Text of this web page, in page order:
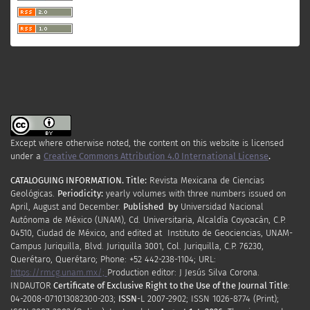
Except where otherwise noted, the content on this website is licensed
under a Creative Commons Attribution 4.0 International License.
CATALOGUING INFORMATION. Title: Revista Mexicana de Ciencias
Geológicas. Periodicity: yearly volumes with three numbers issued on
April, Augustand December. Published by Universidad Nacional
Autónoma de México (UNAM), Cd. Universitaria, Alcaldía Coyoacán, C.P.
04510, Ciudad de México, and edited at Instituto de Geociencias, UNAM-
Campus Juriquilla, Blvd. Juriquilla 3001, Col. Juriquilla, C.P. 76230,
Querétaro, Querétaro; Phone: +52 442-238-1104; URL:
https://rmcg.unam.mx/; Production editor: J Jesús Silva Corona.
INDAUTOR Certificate of Exclusive Right to the Use of the Journal Title:
04-2008-071013082300-203; ISSN-L 2007-2902; ISSN 1026-8774 (Print);